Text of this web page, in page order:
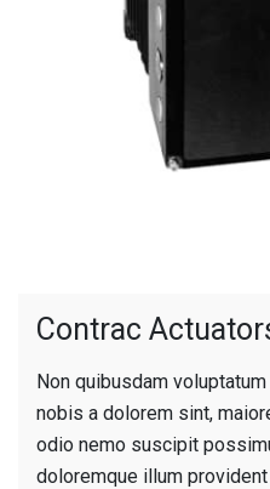
Contrac
Non quibusdam
nobis a dolorem sint,
odio nemo suscipit
doloremque illum